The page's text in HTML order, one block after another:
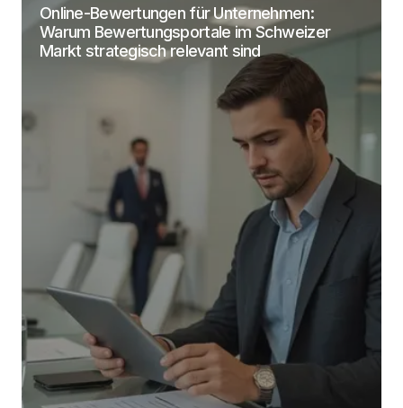
Name, E-Mail-Adresse und Website in diesem
Browser für meinen nächsten Kommentar
speichern.
Submit Comment
Online-Bewertungen für Unternehmen:
Warum Bewertungsportale im Schweizer
Markt strategisch relevant sind